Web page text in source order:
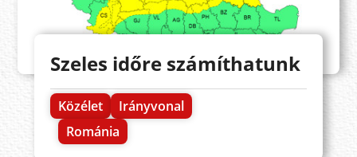
Szeles időre számíthatunk
Közélet
Irányvonal
Románia